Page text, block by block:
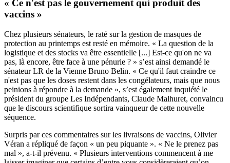
« Ce n'est pas le gouvernement qui produit des
vaccins »
Chez plusieurs sénateurs, le raté sur la gestion de masques de
protection au printemps est resté en mémoire. « La question de la
logistique et des stocks va être essentielle [...] Est-ce qu'on ne va
pas, là encore, être face à une pénurie ? » s’est ainsi demandé le
sénateur LR de la Vienne Bruno Belin. « Ce qu'il faut craindre ce
n'est pas que les doses restent dans les congélateurs, mais que nous
peinions à répondre à la demande », s’est également inquiété le
président du groupe Les Indépendants, Claude Malhuret, convaincu
que le discours scientifique sortira vainqueur de cette nouvelle
séquence.
Surpris par ces commentaires sur les livraisons de vaccins, Olivier
Véran a répliqué de façon « un peu piquante ». « Ne le prenez pas
mal », a-t-il prévenu. « Plusieurs interventions commencent à me